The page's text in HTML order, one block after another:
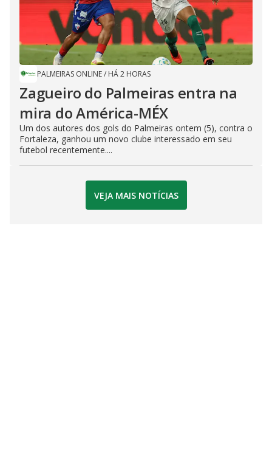
PALMEIRAS ONLINE/ HÁ 2 HORAS
Zagueiro do Palmeiras entra na
mira do América-MÉX
Um dos autores dos gols do Palmeiras ontem (5), contra o
Fortaleza, ganhou um novo clube interessado em seu
futebol recentemente....
VEJA MAIS NOTÍCIAS